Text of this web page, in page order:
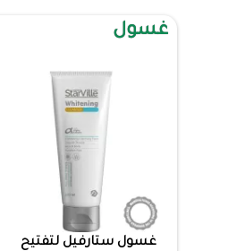
غسول
غسول ستارفيل لتفتيح